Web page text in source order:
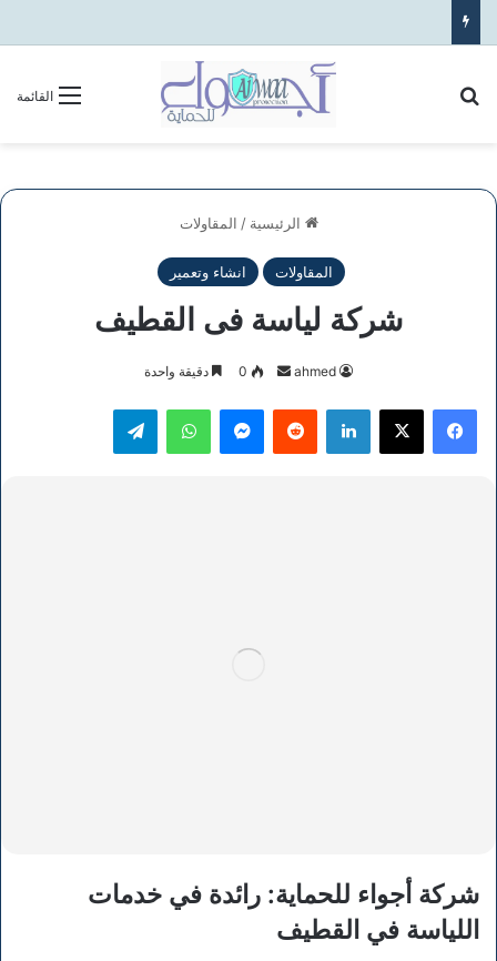
القائمة
الرئيسية / المقاولات
المقاولات انشاء وتعمير
شركة لياسة فى القطيف
ahmed
أرسل
إلكترونيا
0 دقيقة واحدة
فيسبوك ‫X لينكدإن ماسنجر واتساب تيلقرام
شركة أجواء للحماية: رائدة في خدمات
اللياسة في القطيف